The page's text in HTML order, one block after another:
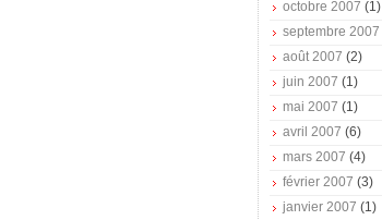
octobre 2007 (1)
septembre 2007
août 2007 (2)
juin 2007 (1)
mai 2007 (1)
avril 2007 (6)
mars 2007 (4)
février 2007 (3)
janvier 2007 (1)